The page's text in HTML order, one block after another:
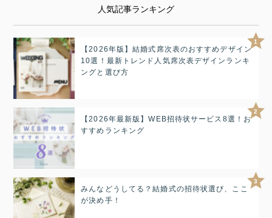
人気記事ランキング
1
【2026年版】結婚式席次表のおすすめデザイン
10選！最新トレンド人気席次表デザインランキ
ングと選び方
2
【2026年最新版】WEB招待状サービス8選！お
すすめランキング
3
みんなどうしてる？結婚式の招待状選び、ここ
が決め手！